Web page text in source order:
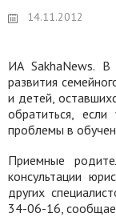
14.11.2012
ИА SakhaNews. В
развития
и детей,
обратиться,
проблемы в
Приемные
консультации
других
34-06-16,